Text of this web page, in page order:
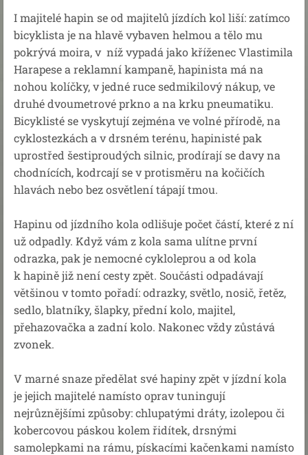
I majitelé hapin se od majitelů jízdích kol liší: zatímco
bicyklista je na hlavě vybaven helmou a tělo mu
pokrývá moira, v níž vypadá jako kříženec Vlastimila
Harapese a reklamní kampaně, hapinista má na
nohou kolíčky, v jedné ruce sedmikilový nákup, ve
druhé dvoumetrové prkno a na krku pneumatiku.
Bicyklisté se vyskytují zejména ve volné přírodě, na
cyklostezkách a v drsném terénu, hapinisté pak
uprostřed šestiproudých silnic, prodírají se davy na
chodnících, kodrcají se v protisměru na kočičích
hlavách nebo bez osvětlení tápají tmou.
Hapinu od jízdního kola odlišuje počet částí, které z ní
už odpadly. Když vám z kola sama ulítne první
odrazka, pak je nemocné cykloleprou a od kola
k hapině již není cesty zpět. Součásti odpadávají
většinou v tomto pořadí: odrazky, světlo, nosič, řetěz,
sedlo, blatníky, šlapky, přední kolo, majitel,
přehazovačka a zadní kolo. Nakonec vždy zůstává
zvonek.
V marné snaze předělat své hapiny zpět v jízdní kola
je jejich majitelé namísto oprav tuningují
nejrůznějšími způsoby: chlupatými dráty, izolepou či
kobercovou páskou kolem řidítek, drsnými
samolepkami na rámu, pískacími kačenkami namísto